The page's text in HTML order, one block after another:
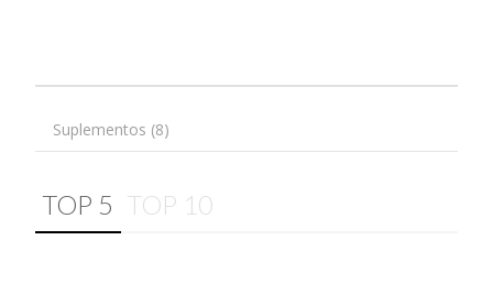
Suplementos (8)
TOP 5 TOP 10